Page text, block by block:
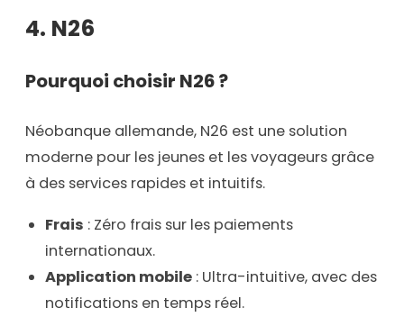
4. N26
Pourquoi choisir N26 ?
Néobanque allemande, N26 est une solution
moderne pour les jeunes et les voyageurs grâce
à des services rapides et intuitifs.
Frais : Zéro frais sur les paiements
internationaux.
Application mobile : Ultra-intuitive, avec des
notifications en temps réel.